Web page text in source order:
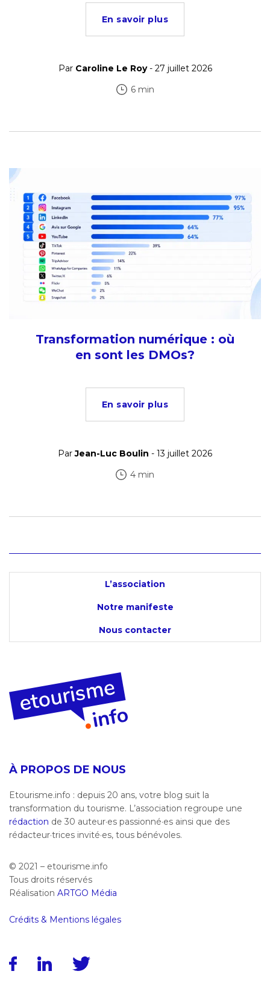
En savoir plus
Par Caroline Le Roy- 27 juillet 2026
6 min
Transformation numérique : où
en sont les DMOs?
En savoir plus
ParJean-Luc Boulin - 13 juillet 2026
4 min
L’association
Notre manifeste
Nous contacter
À PROPOS DE NOUS
Etourisme.info : depuis 20 ans, votre blog suit la
transformation du tourisme. L’association regroupe une
rédaction de 30 auteur·es passionné·es ainsi que des
rédacteur·trices invité·es, tous bénévoles.
© 2021 – etourisme.info
Tous droits réservés
Réalisation ARTGO Média
Crédits & Mentions légales